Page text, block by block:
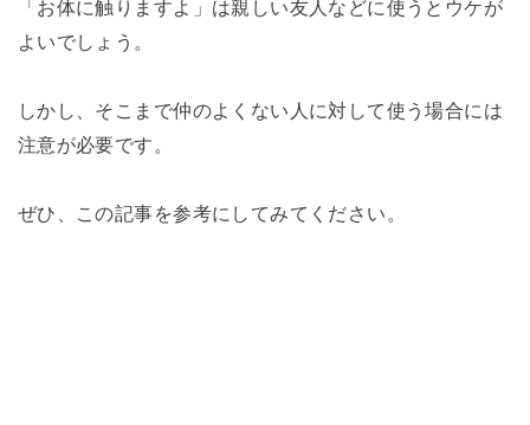
「お体に触りますよ」は親しい友人などに使うとウケが
よいでしょう。
しかし、そこまで仲のよくない人に対して使う場合には
注意が必要です。
ぜひ、この記事を参考にしてみてください。